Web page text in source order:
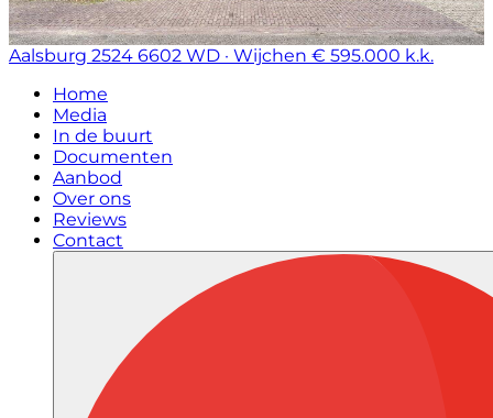
Aalsburg 2524 6602 WD · Wijchen € 595.000 k.k.
Home
Media
In de buurt
Documenten
Aanbod
Over ons
Reviews
Contact